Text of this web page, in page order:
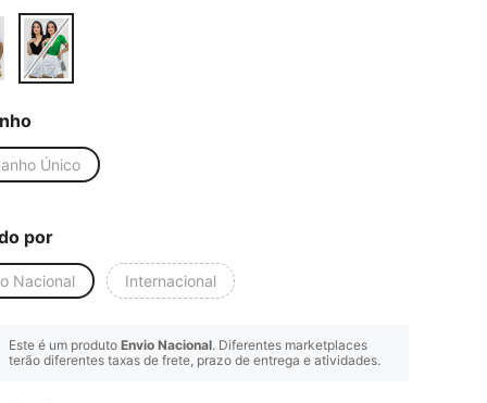
Único
por
Nacional Internacional
Este é um produto Envio Nacional. Diferentes marketplaces
terão diferentes taxas de frete, prazo de entrega e atividades.